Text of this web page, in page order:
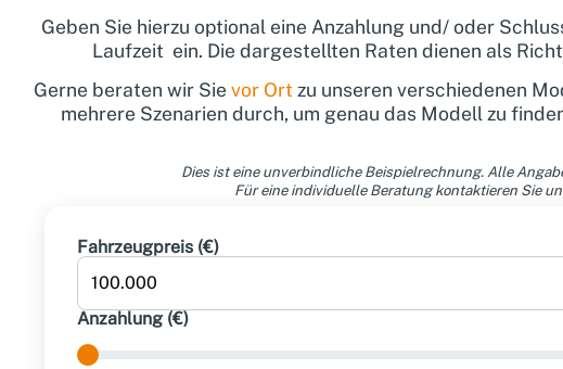
Geben Sie hierzu optional eine Anzahlung und/ oder
Laufzeit ein. Die dargestellten Raten dienen als
Gerne beraten wir Sie vor Ort zu unseren verschiedenen
mehrere Szenarien durch, um genau das Modell zu
Dies ist eine unverbindliche Beispielrechnung. Alle
Für eine individuelle Beratung kontaktieren Sie
Fahrzeugpreis (€)
Anzahlung (€)